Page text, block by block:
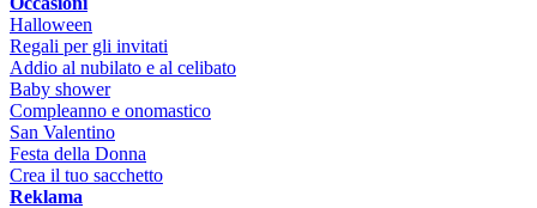
Halloween
Regali per gli invitati
Addio al nubilato e al celibato
Baby shower
Compleanno e onomastico
San Valentino
Festa della Donna
Crea il tuo sacchetto
Reklama